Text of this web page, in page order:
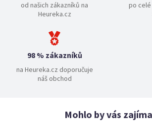
od našich zákazníků na
Heureka.cz
po
98 % zákazníků
na Heureka.cz doporučuje
náš obchod
Mohlo by vás